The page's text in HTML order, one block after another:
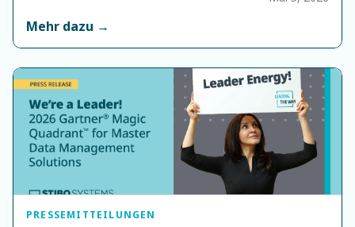
Mehr dazu →
PRESSEMITTEILUNGEN